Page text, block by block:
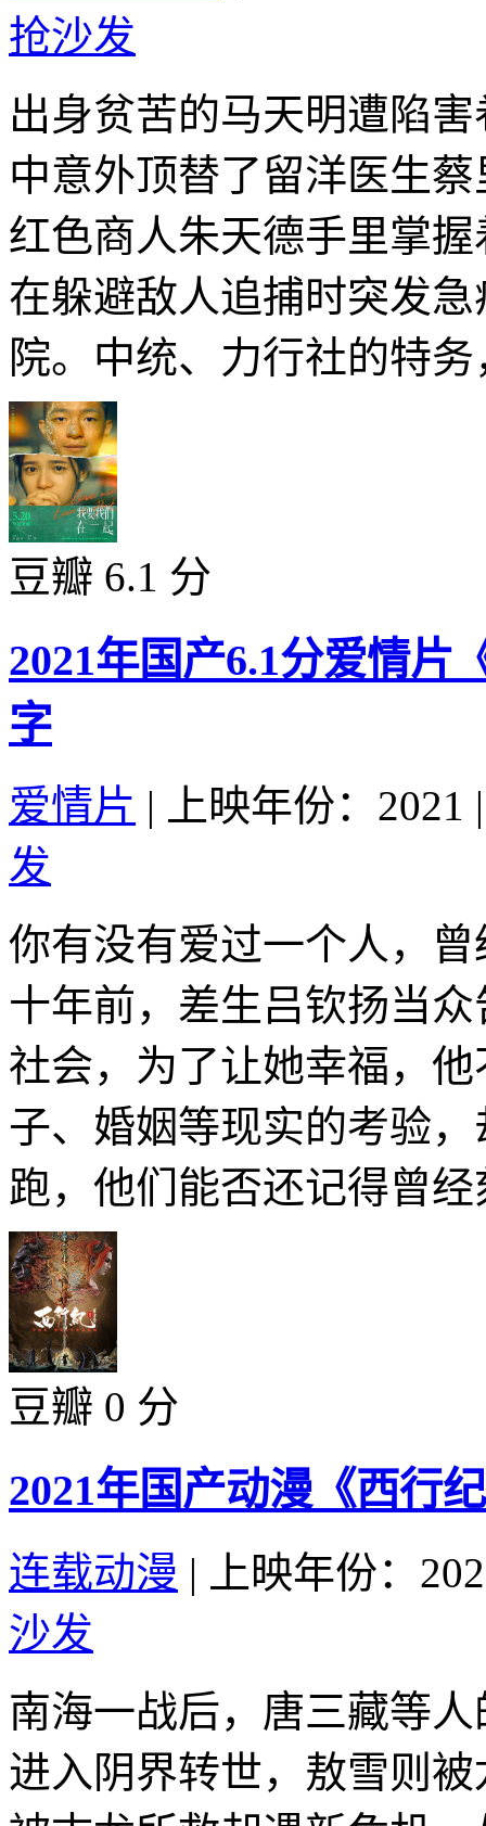
抢沙发
出身贫苦的马天明遭陷
中意外顶替了留洋医生
红色商人朱天德手里掌
在躲避敌人追捕时突发
院。中统、力行社的特
豆瓣 6.1 分
2021年国产6.1分爱情片
字
爱情片 | 上映年份：2021 |
发
你有没有爱过一个人，
十年前，差生吕钦扬当
社会，为了让她幸福，
子、婚姻等现实的考验
跑，他们能否还记得曾
豆瓣 0 分
2021年国产动漫《西行
连载动漫 |
上映年份：
沙发
南海一战后，唐三藏等
进入阴界转世，敖雪则